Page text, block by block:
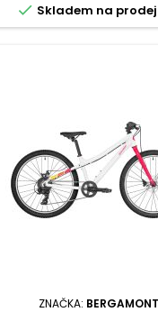
 Skladem na
ZNAČKA: BERGAMONT